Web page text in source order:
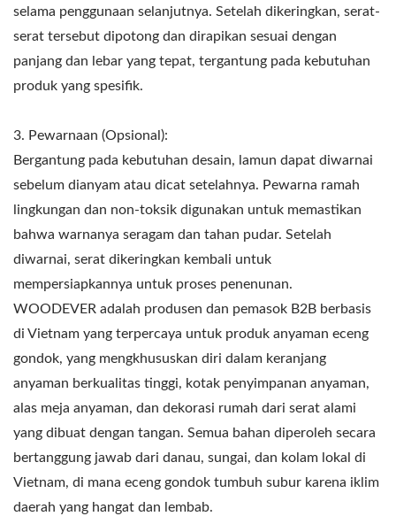
selama penggunaan selanjutnya. Setelah dikeringkan, serat-
serat tersebut dipotong dan dirapikan sesuai dengan
panjang dan lebar yang tepat, tergantung pada kebutuhan
produk yang spesifik.
3. Pewarnaan (Opsional):
Bergantung pada kebutuhan desain, lamun dapat diwarnai
sebelum dianyam atau dicat setelahnya. Pewarna ramah
lingkungan dan non-toksik digunakan untuk memastikan
bahwa warnanya seragam dan tahan pudar. Setelah
diwarnai, serat dikeringkan kembali untuk
mempersiapkannya untuk proses penenunan.
WOODEVER adalah produsen dan pemasok B2B berbasis
di Vietnam yang terpercaya untuk produk anyaman eceng
gondok, yang mengkhususkan diri dalam keranjang
anyaman berkualitas tinggi, kotak penyimpanan anyaman,
alas meja anyaman, dan dekorasi rumah dari serat alami
yang dibuat dengan tangan. Semua bahan diperoleh secara
bertanggung jawab dari danau, sungai, dan kolam lokal di
Vietnam, di mana eceng gondok tumbuh subur karena iklim
daerah yang hangat dan lembab.